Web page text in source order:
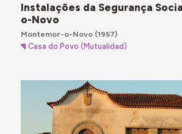
Instalações da Segurança
o-Novo
Montemor-o-Novo(1957)
Casa do Povo (Mutualidad)